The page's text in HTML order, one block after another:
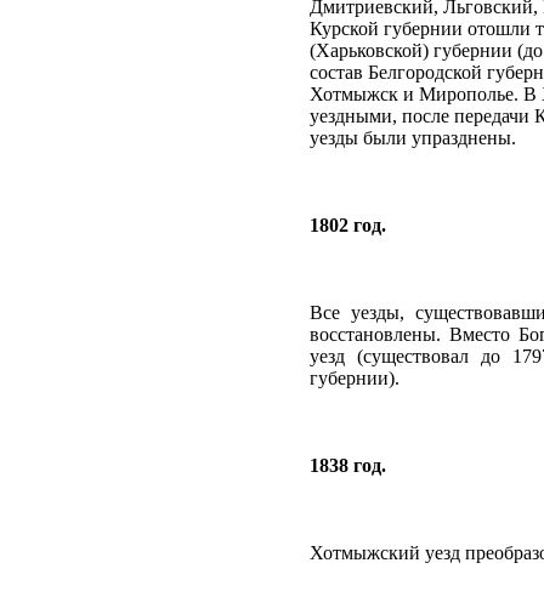
Дмитриевский,
Курской губернии отошли
(Харьковской) губернии
состав Белгородской
Хотмыжск и Мирополье. В
уездными, после передачи
уезды были упразднены.
1802 год.
Все уезды,
восстановлены. Вместо
уезд (существовал до
губернии).
1838 год.
Хотмыжский уезд